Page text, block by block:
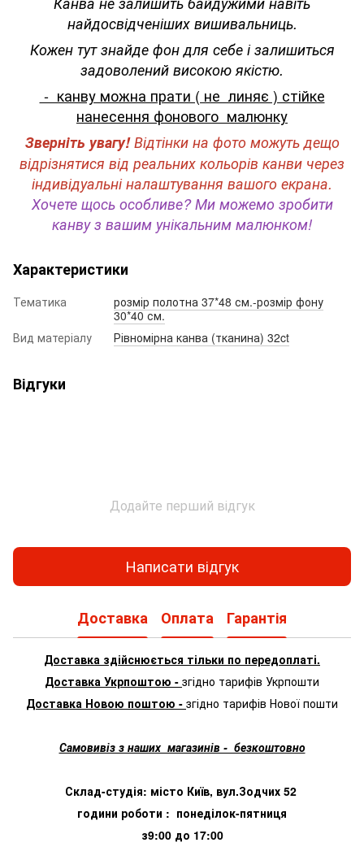
найдосвідченіших вишивальниць.
Кожен тут знайде фон для себе і залишиться
задоволений високою якістю.
- канву можна прати ( не линяє ) стійке
нанесення фонового малюнку
Зверніть увагу!Відтінки на фото можуть дещо
відрізнятися від реальних кольорів канви через
індивідуальні налаштування вашого екрана.
Хочете щось особливе? Ми можемо зробити
канву з вашим унікальним малюнком!
Характеристики
Тематика
розмір полотна 37*48 см.-розмір фону
30*40 см.
Вид матеріалу
Рівномірна канва (тканина) 32ct
Відгуки
Додайте перший відгук
Написати відгук
Доставка Оплата Гарантія
Доставка здійснюється тільки по передоплаті.
Доставка Укрпоштою - згідно тарифів Укрпошти
Доставка Новою поштою - згідно тарифів Нової пошти
Самовивіз з наших магазинів - безкоштовно
Склад-студія: місто Київ, вул.Зодчих 52
години роботи : понеділок-пятниця
з9:00 до 17:00